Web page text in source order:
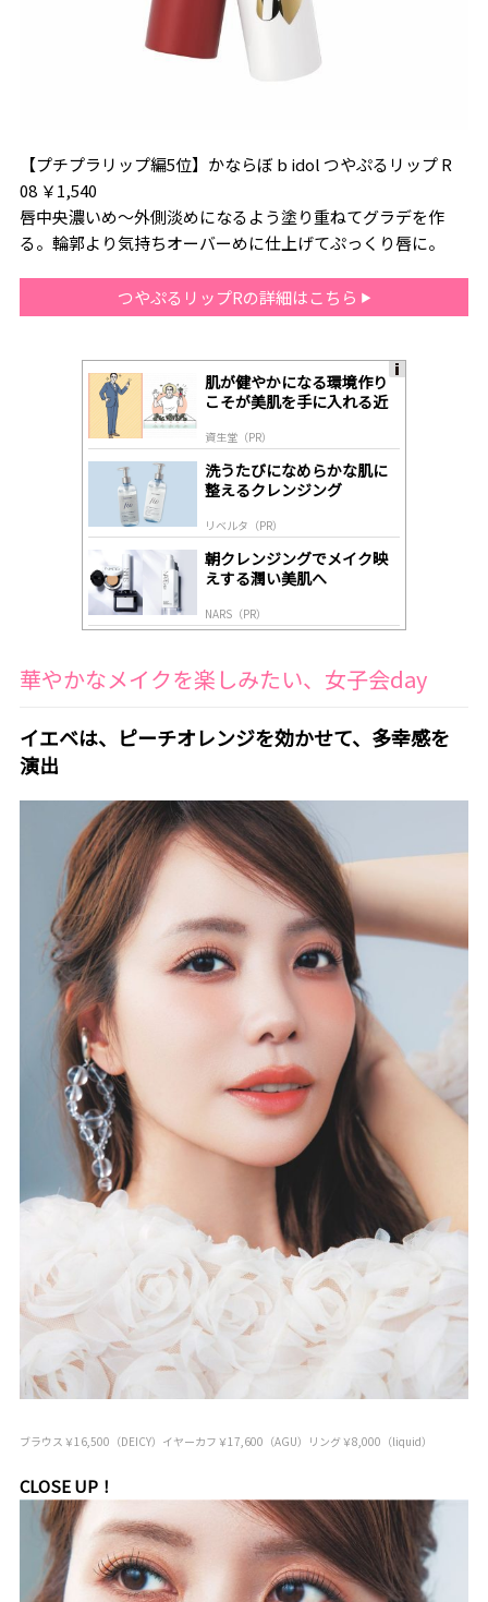
【プチプラリップ編5位】かならぼ b idol つやぷるリップ R
08 ￥1,540
唇中央濃いめ～外側淡めになるよう塗り重ねてグラデを作
る。輪郭より気持ちオーバーめに仕上げてぷっくり唇に。
つやぷるリップRの詳細はこちら
肌が健やかになる環境作り
こそが美肌を手に入れる近
資生堂（PR）
洗うたびになめらかな肌に
整えるクレンジング
リベルタ（PR）
朝クレンジングでメイク映
えする潤い美肌へ
NARS（PR）
華やかなメイクを楽しみたい、女子会day
イエベは、ピーチオレンジを効かせて、多幸感を
演出
ブラウス￥16,500（DEICY）イヤーカフ￥17,600（AGU）リング￥8,000（liquid）
CLOSE UP！